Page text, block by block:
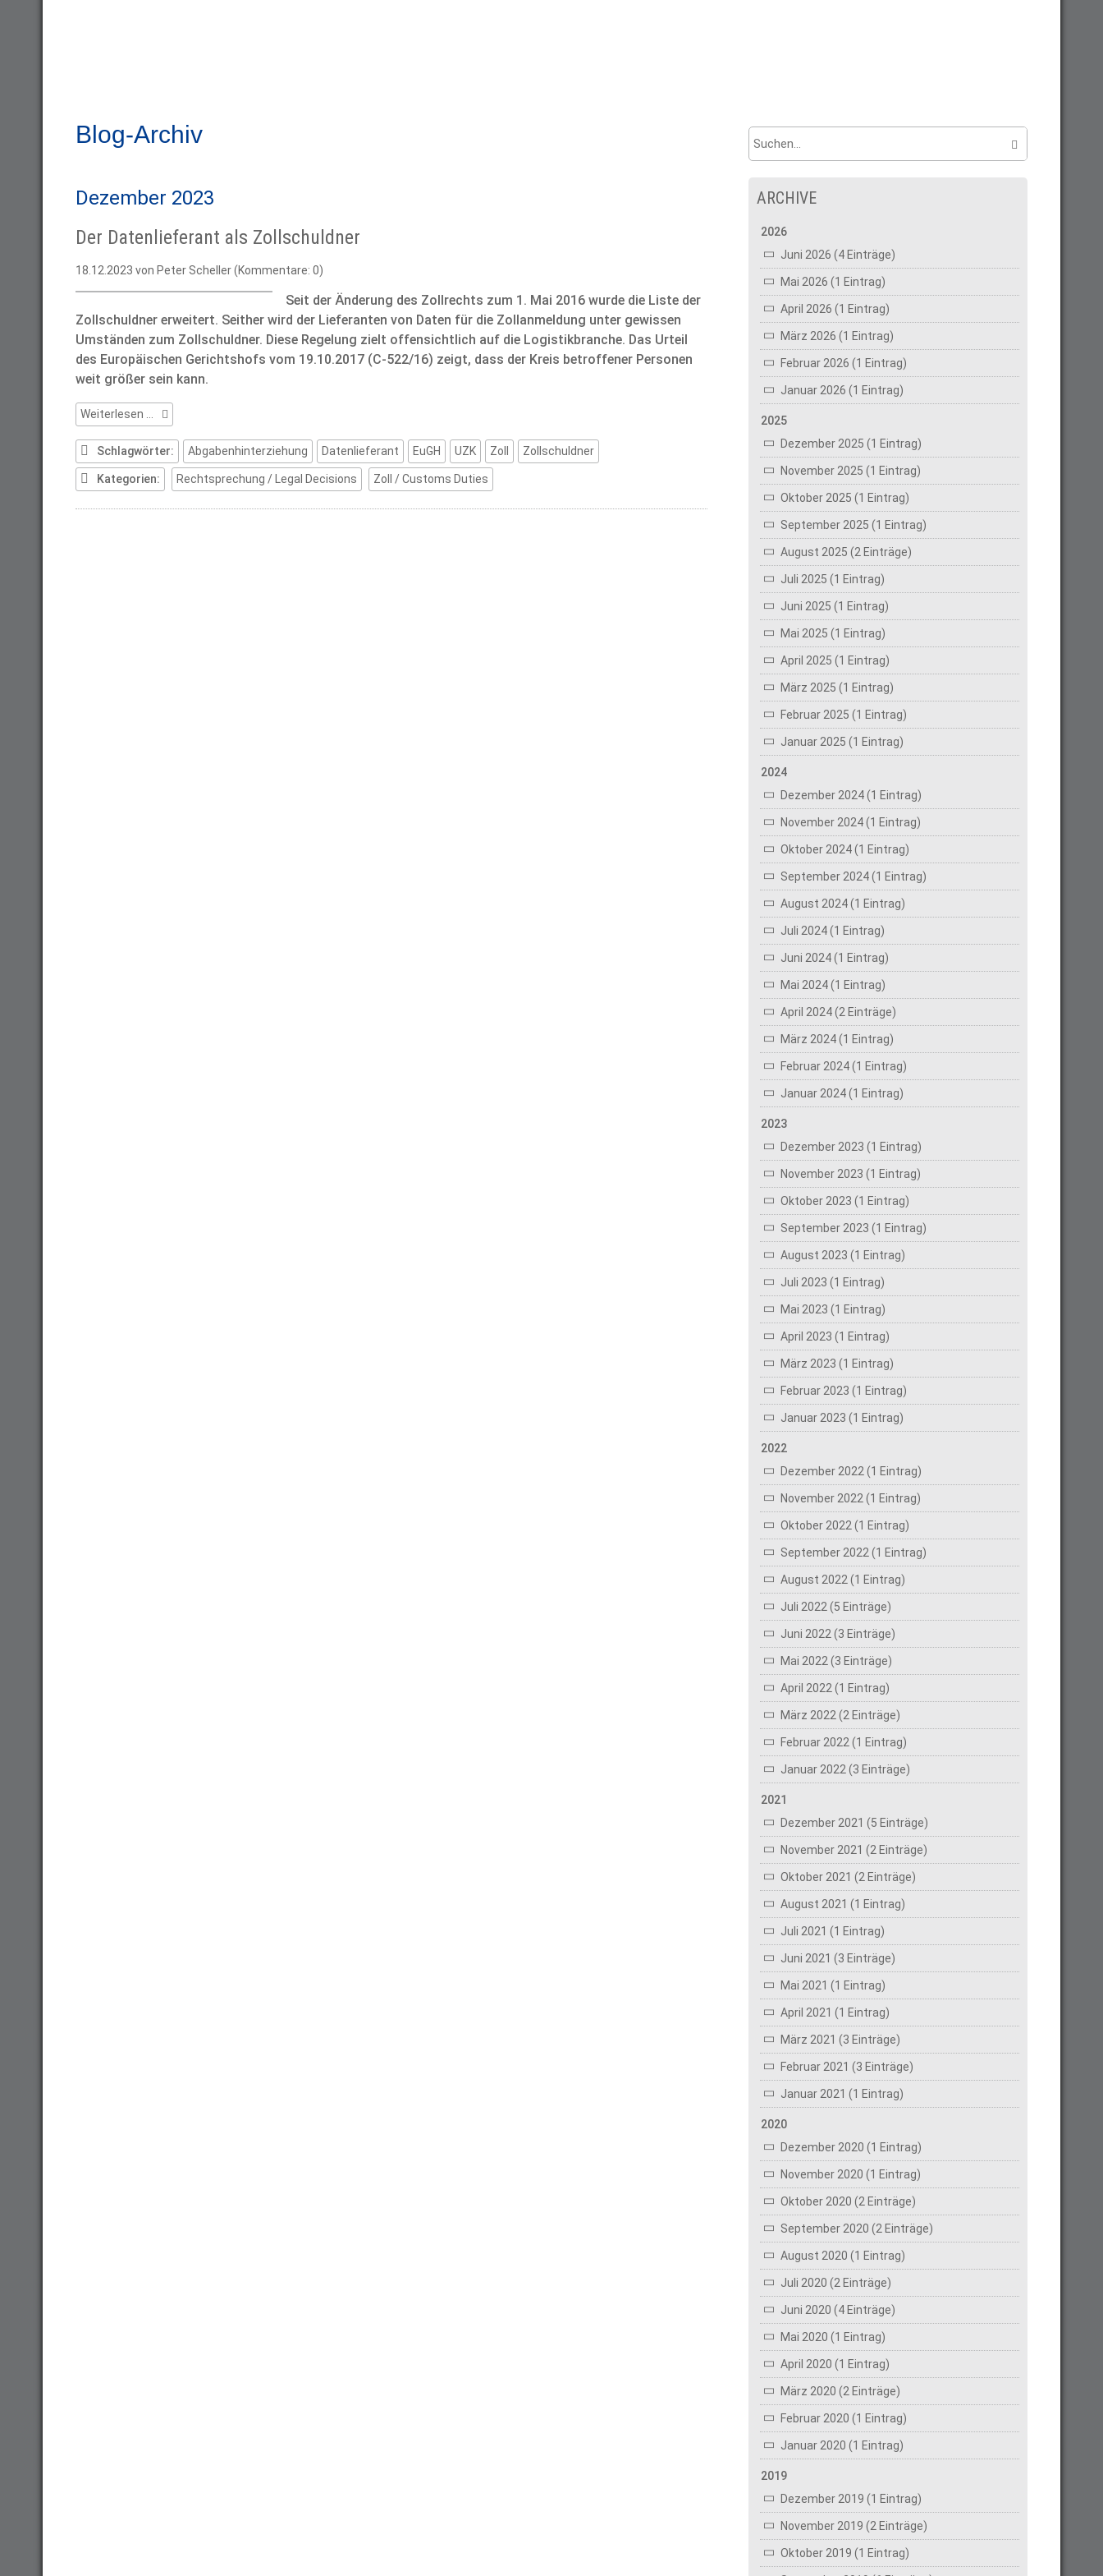
ARCHIVE
2026
Juni 2026 (4 Einträge)
Mai 2026 (1 Eintrag)
April 2026 (1 Eintrag)
März 2026 (1 Eintrag)
Februar 2026 (1 Eintrag)
Januar 2026 (1 Eintrag)
2025
Dezember 2025 (1 Eintrag)
November 2025 (1 Eintrag)
Oktober 2025 (1 Eintrag)
September 2025 (1 Eintrag)
August 2025 (2 Einträge)
Juli 2025 (1 Eintrag)
Juni 2025 (1 Eintrag)
Mai 2025 (1 Eintrag)
April 2025 (1 Eintrag)
März 2025 (1 Eintrag)
Februar 2025 (1 Eintrag)
Januar 2025 (1 Eintrag)
2024
Dezember 2024 (1 Eintrag)
November 2024 (1 Eintrag)
Oktober 2024 (1 Eintrag)
September 2024 (1 Eintrag)
August 2024 (1 Eintrag)
Juli 2024 (1 Eintrag)
Juni 2024 (1 Eintrag)
Mai 2024 (1 Eintrag)
April 2024 (2 Einträge)
März 2024 (1 Eintrag)
Februar 2024 (1 Eintrag)
Januar 2024 (1 Eintrag)
2023
Dezember 2023 (1 Eintrag)
November 2023 (1 Eintrag)
Oktober 2023 (1 Eintrag)
September 2023 (1 Eintrag)
August 2023 (1 Eintrag)
Juli 2023 (1 Eintrag)
Mai 2023 (1 Eintrag)
April 2023 (1 Eintrag)
März 2023 (1 Eintrag)
Februar 2023 (1 Eintrag)
Januar 2023 (1 Eintrag)
2022
Dezember 2022 (1 Eintrag)
November 2022 (1 Eintrag)
Oktober 2022 (1 Eintrag)
September 2022 (1 Eintrag)
August 2022 (1 Eintrag)
Juli 2022 (5 Einträge)
Juni 2022 (3 Einträge)
Mai 2022 (3 Einträge)
April 2022 (1 Eintrag)
März 2022 (2 Einträge)
Februar 2022 (1 Eintrag)
Januar 2022 (3 Einträge)
2021
Dezember 2021 (5 Einträge)
November 2021 (2 Einträge)
Oktober 2021 (2 Einträge)
August 2021 (1 Eintrag)
Juli 2021 (1 Eintrag)
Juni 2021 (3 Einträge)
Mai 2021 (1 Eintrag)
April 2021 (1 Eintrag)
März 2021 (3 Einträge)
Februar 2021 (3 Einträge)
Januar 2021 (1 Eintrag)
2020
Dezember 2020 (1 Eintrag)
November 2020 (1 Eintrag)
Oktober 2020 (2 Einträge)
September 2020 (2 Einträge)
August 2020 (1 Eintrag)
Juli 2020 (2 Einträge)
Juni 2020 (4 Einträge)
Mai 2020 (1 Eintrag)
April 2020 (1 Eintrag)
März 2020 (2 Einträge)
Februar 2020 (1 Eintrag)
Januar 2020 (1 Eintrag)
2019
Dezember 2019 (1 Eintrag)
November 2019 (2 Einträge)
Oktober 2019 (1 Eintrag)
Blog-Archiv
Dezember 2023
Der Datenlieferant als Zollschuldner
18.12.2023 von Peter Scheller (Kommentare: 0)
Seit der Änderung des Zollrechts zum 1. Mai 2016 wurde die Liste der
Zollschuldner erweitert. Seither wird der Lieferanten von Daten für die Zollanmeldung unter gewissen
Umständen zum Zollschuldner. Diese Regelung zielt offensichtlich auf die Logistikbranche. Das Urteil
des Europäischen Gerichtshofs vom 19.10.2017 (C-522/16) zeigt, dass der Kreis betroffener Personen
weit größer sein kann.
Weiterlesen …
Der
Datenlieferant
als
Zollschuldner
Schlagwörter: Abgabenhinterziehung Datenlieferant EuGH UZK Zoll Zollschuldner
Kategorien: Rechtsprechung / Legal Decisions Zoll / Customs Duties